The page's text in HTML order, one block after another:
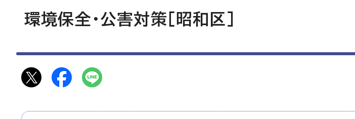
環境保全・公害対策［昭和区］